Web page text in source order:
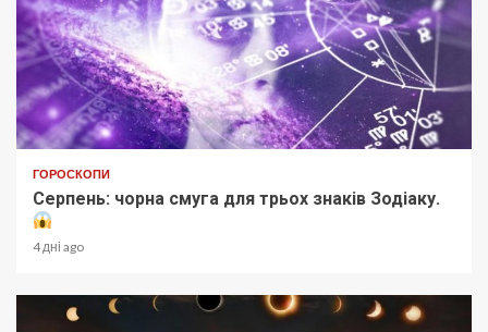
ГОРОСКОПИ
Серпень: чорна смуга для трьох знаків Зодіаку.
4 дні ago